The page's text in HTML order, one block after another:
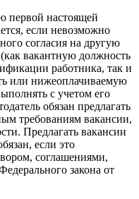
первой настоящей
если невозможно
согласия на другую
вакантную должность
работника, так и
или нижеоплачиваемую
с учетом его
обязан предлагать
требованиям вакансии,
Предлагать вакансии
если это
соглашениями,
закона от